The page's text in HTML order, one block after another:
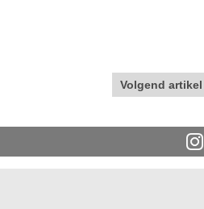
Volgend artikel